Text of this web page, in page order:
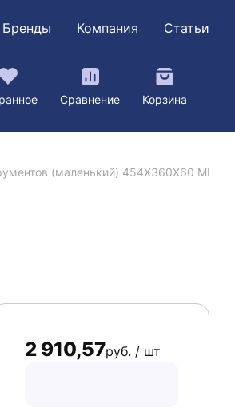
Бренды Компания Статьи
Сравнение Корзина
(маленький) 454X360X60 MM,
2 910,57руб. / шт